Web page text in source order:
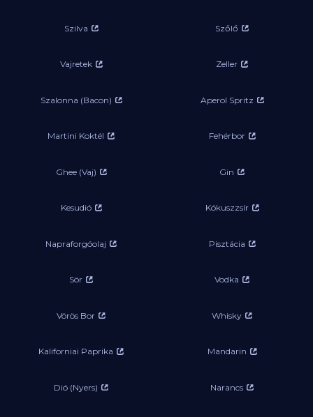
Szilva Szőlő
Vajretek Zeller
Szalonna (Bacon) Aperol Spritz
Martini Koktél Fehérbor
Ghee (Vaj) Gin
Kesudió Kókuszzsír
Napraforgóolaj Pisztácia
Sör Vodka
Vörös Bor Whisky
Kaliforniai Paprika Mandarin
Dió (Nyers) Narancs